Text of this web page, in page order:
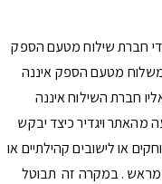
ידי חברת שילוח מטעם הספק
מטעם הספק איננה
חברת השילוח איננה
מהאתר ויגדיר כיצד יבקש
או לישובים קהילתיים או
מראש . במקרה זה תבוטל